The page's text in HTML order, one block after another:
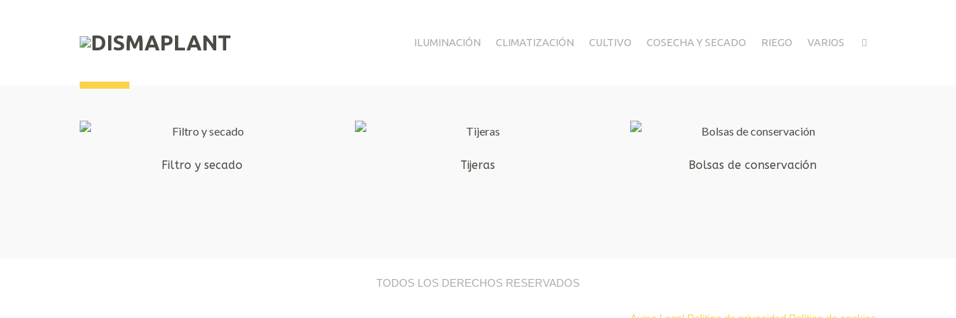
ILUMINACIÓN CLIMATIZACIÓN CULTIVO COSECHA Y SECADO RIEGO VARIOS
Filtro y secado Tijeras Bolsas de conservación
TODOS LOS DERECHOS RESERVADOS